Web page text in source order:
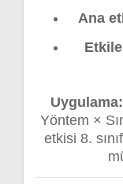
Ana
Uygulama:
Yöntem ×
etkisi 8.